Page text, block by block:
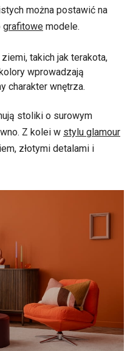
można postawić na
grafitowe modele.
takich jak terakota,
wprowadzają
charakter wnętrza.
stoliki o surowym
Z kolei w stylu glamour
złotymi detalami i